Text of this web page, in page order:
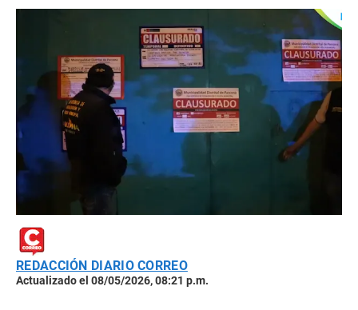
REDACCIÓN DIARIO CORREO
Actualizado el 08/05/2026, 08:21 p.m.